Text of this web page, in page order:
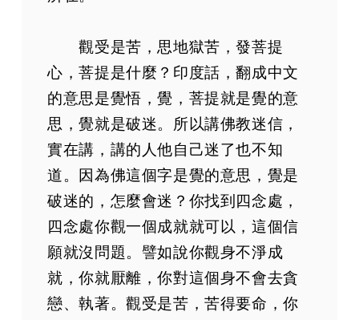
觀受是苦，思地獄苦，發菩提
心，菩提是什麼？印度話，翻成中文
的意思是覺悟，覺，菩提就是覺的意
思，覺就是破迷。所以講佛教迷信，
實在講，講的人他自己迷了也不知
道。因為佛這個字是覺的意思，覺是
破迷的，怎麼會迷？你找到四念處，
四念處你觀一個成就就可以，這個信
願就沒問題。譬如說你觀身不淨成
就，你就厭離，你對這個身不會去貪
戀、執著。觀受是苦，苦得要命，你